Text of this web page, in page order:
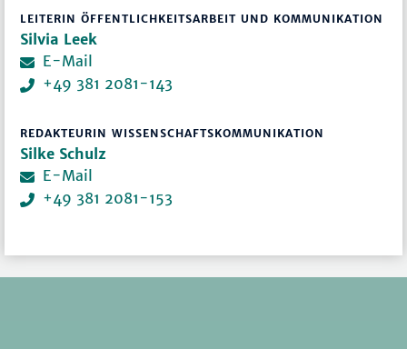
LEITERIN ÖFFENTLICHKEITSARBEIT UND KOMMUNIKATION
Silvia Leek
E-Mail
+49 381 2081-143
REDAKTEURIN WISSENSCHAFTSKOMMUNIKATION
Silke Schulz
E-Mail
+49 381 2081-153